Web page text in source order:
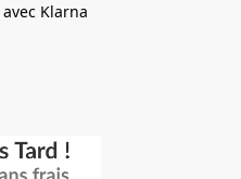
avec Klarna